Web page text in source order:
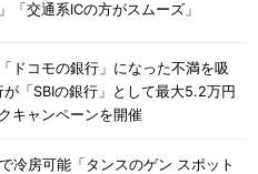
「交通系ICの方がスムーズ」
ドコモの銀行」になった不満を吸
「SBIの銀行」として最大5.2万円
キャンペーンを開催
冷房可能「タンスのゲン スポット